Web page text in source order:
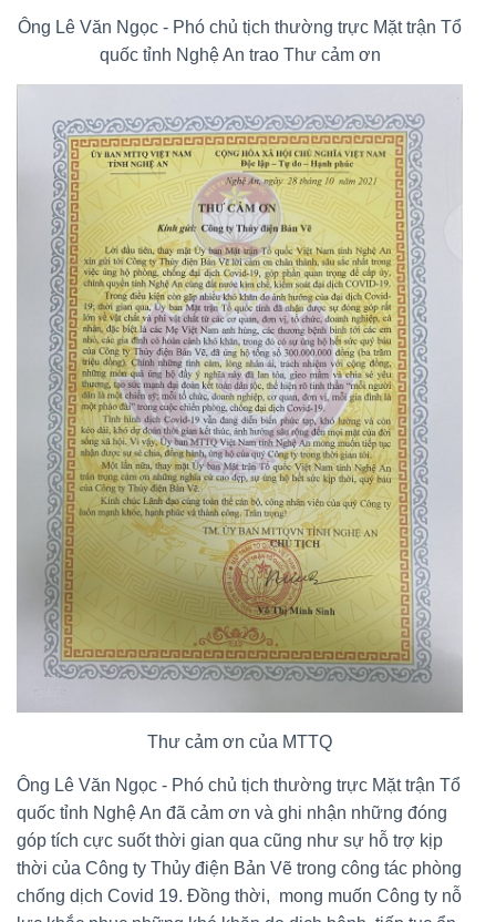
Ông Lê Văn Ngọc - Phó chủ tịch thường trực Mặt trận Tổ
quốc tỉnh Nghệ An trao Thư cảm ơn
Thư cảm ơn của MTTQ
Ông Lê Văn Ngọc - Phó chủ tịch thường trực Mặt trận Tổ
quốc tỉnh Nghệ An đã cảm ơn và ghi nhận những đóng
góp tích cực suốt thời gian qua cũng như sự hỗ trợ kịp
thời của Công ty Thủy điện Bản Vẽ trong công tác phòng
chống dịch Covid 19. Đồng thời, mong muốn Công ty nỗ